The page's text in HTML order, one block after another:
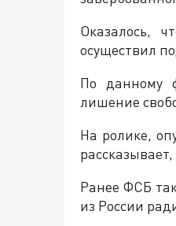
Оказалось,
осуществил
По данному
лишение
На ролике,
Ранее ФСБ
из России